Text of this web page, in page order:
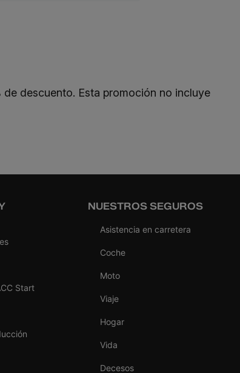
descuento. Esta promoción no incluye
Start
NUESTROS SEGUROS
Asistencia en carretera
Coche
Moto
Viaje
Hogar
Vida
Decesos